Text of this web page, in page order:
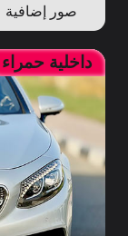
صور إضافية
داخلية حمراء